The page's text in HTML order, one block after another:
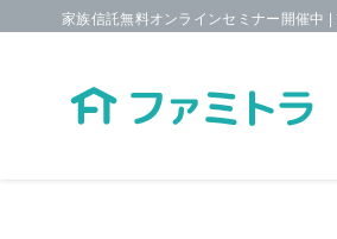
家族信託無料オンラインセミナー開催中 |